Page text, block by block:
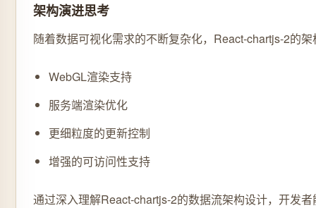
架构演进思考
随着数据可视化需求的不断复杂化，React-chartjs-2的
WebGL渲染支持
服务端渲染优化
更细粒度的更新控制
增强的可访问性支持
通过深入理解React-chartjs-2的数据流架构设计，开发